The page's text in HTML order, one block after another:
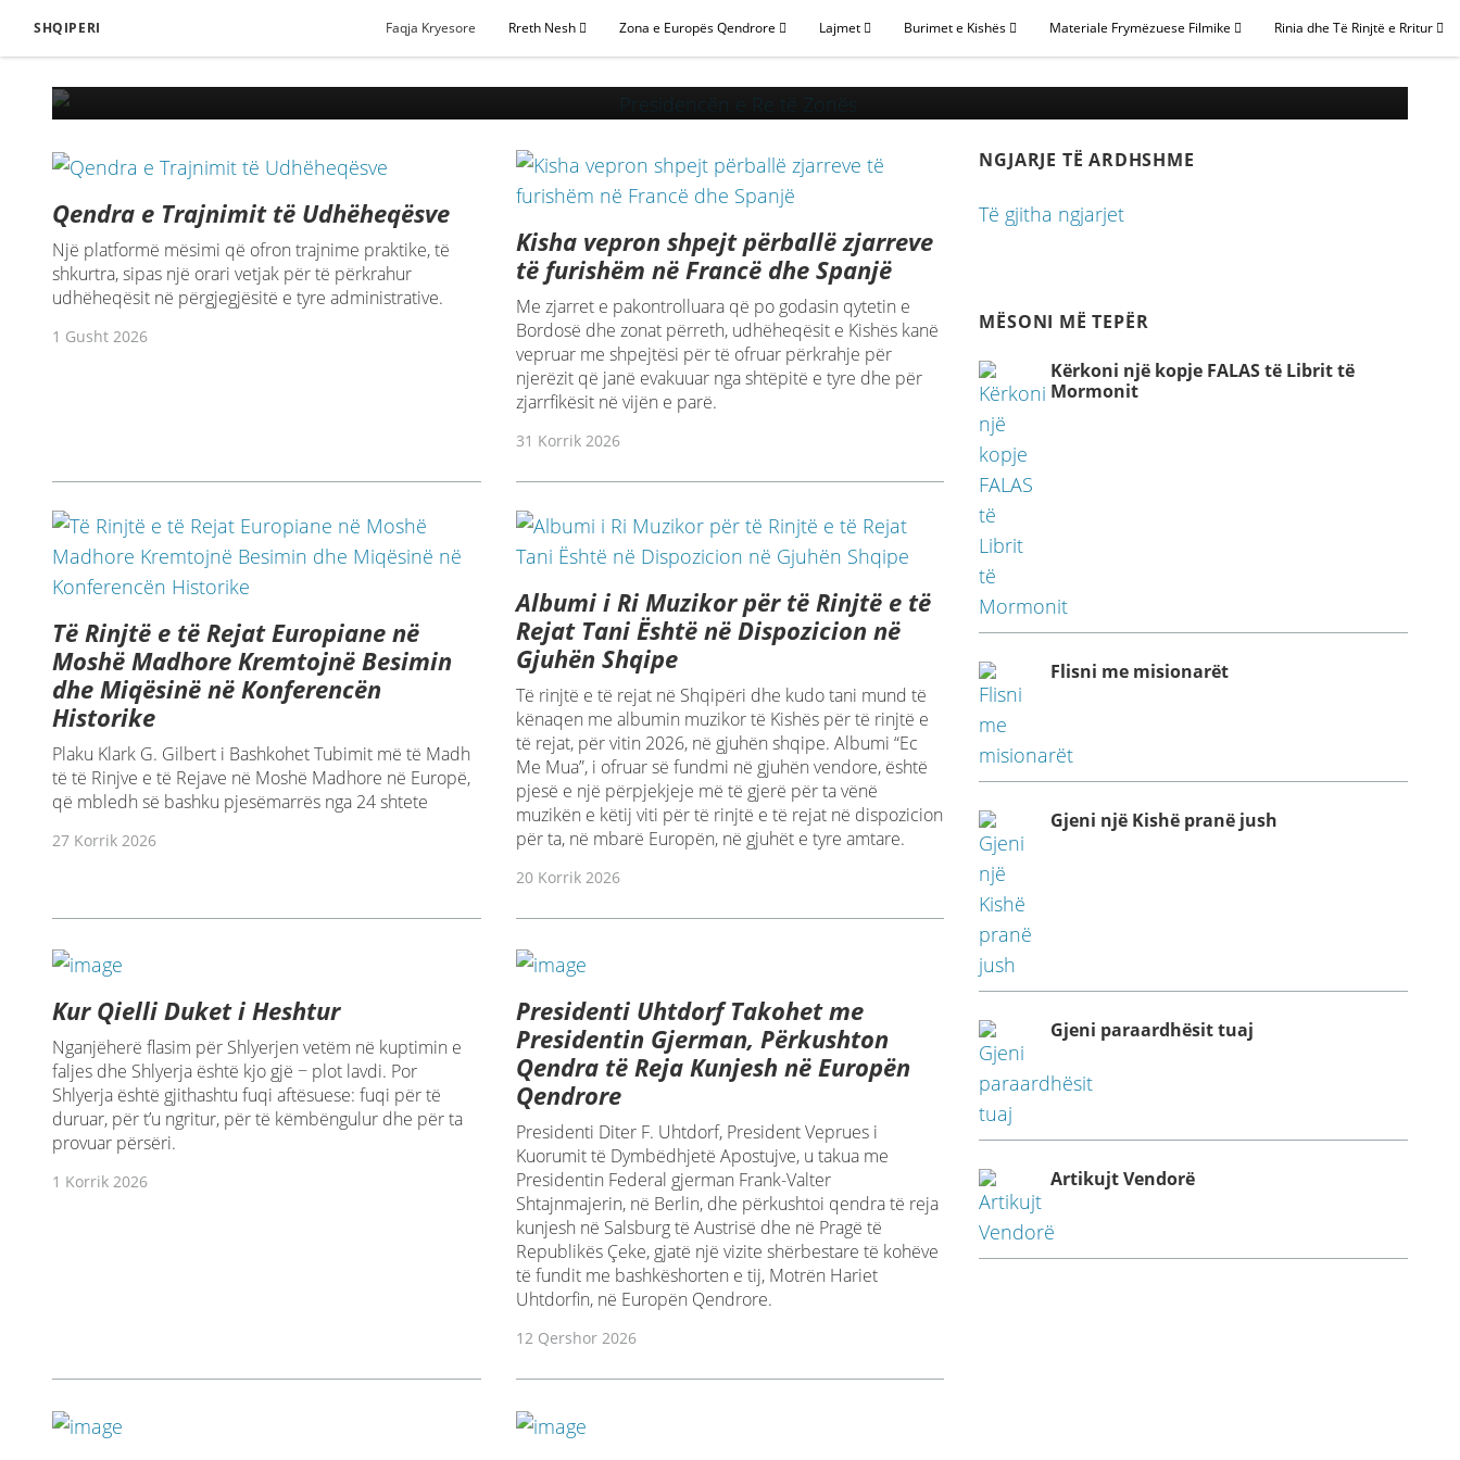
SHQIPERI Faqja Kryesore Rreth Nesh Zona e Europës Qendrore Lajmet Burimet e Kishës Materiale Frymëzuese Filmike Rinia dhe Të Rinjtë e Rritur
Presidencën e Re të Zonës
Qendra e Trajnimit të Udhëheqësve
Një platformë mësimi që ofron trajnime praktike, të
shkurtra, sipas një orari vetjak për të përkrahur
udhëheqësit në përgjegjësitë e tyre administrative.
1 Gusht 2026
Kisha vepron shpejt përballë zjarreve
të furishëm në Francë dhe Spanjë
Me zjarret e pakontrolluara që po godasin qytetin e
Bordosë dhe zonat përreth, udhëheqësit e Kishës kanë
vepruar me shpejtësi për të ofruar përkrahje për
njerëzit që janë evakuuar nga shtëpitë e tyre dhe për
zjarrfikësit në vijën e parë.
31 Korrik 2026
Të Rinjtë e të Rejat Europiane në
Moshë Madhore Kremtojnë Besimin
dhe Miqësinë në Konferencën
Historike
Plaku Klark G. Gilbert i Bashkohet Tubimit më të Madh
të të Rinjve e të Rejave në Moshë Madhore në Europë,
që mbledh së bashku pjesëmarrës nga 24 shtete
27 Korrik 2026
Albumi i Ri Muzikor për të Rinjtë e të
Rejat Tani Është në Dispozicion në
Gjuhën Shqipe
Të rinjtë e të rejat në Shqipëri dhe kudo tani mund të
kënaqen me albumin muzikor të Kishës për të rinjtë e
të rejat, për vitin 2026, në gjuhën shqipe. Albumi “Ec
Me Mua”, i ofruar së fundmi në gjuhën vendore, është
pjesë e një përpjekjeje më të gjerë për ta vënë
muzikën e këtij viti për të rinjtë e të rejat në dispozicion
për ta, në mbarë Europën, në gjuhët e tyre amtare.
20 Korrik 2026
Kur Qielli Duket i Heshtur
Nganjëherë flasim për Shlyerjen vetëm në kuptimin e
faljes dhe Shlyerja është kjo gjë − plot lavdi. Por
Shlyerja është gjithashtu fuqi aftësuese: fuqi për të
duruar, për t’u ngritur, për të këmbëngulur dhe për ta
provuar përsëri.
1 Korrik 2026
Presidenti Uhtdorf Takohet me
Presidentin Gjerman, Përkushton
Qendra të Reja Kunjesh në Europën
Qendrore
Presidenti Diter F. Uhtdorf, President Veprues i
Kuorumit të Dymbëdhjetë Apostujve, u takua me
Presidentin Federal gjerman Frank-Valter
Shtajnmajerin, në Berlin, dhe përkushtoi qendra të reja
kunjesh në Salsburg të Austrisë dhe në Pragë të
Republikës Çeke, gjatë një vizite shërbestare të kohëve
të fundit me bashkëshorten e tij, Motrën Hariet
Uhtdorfin, në Europën Qendrore.
12 Qershor 2026
NGJARJE TË ARDHSHME
Të gjitha ngjarjet
MËSONI MË TEPËR
Kërkoni një kopje FALAS të Librit të
Mormonit
Flisni me misionarët
Gjeni një Kishë pranë jush
Gjeni paraardhësit tuaj
Artikujt Vendorë